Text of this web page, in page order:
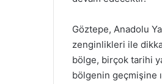
Göztepe, Anadolu
zenginlikleri ile
bölge, birçok tarihi
bölgenin geçmişine